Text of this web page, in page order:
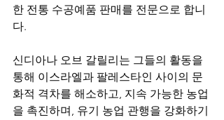
한 전통 수공예품 판매를 전문으로 합니
다.
신디아나 오브 갈릴리는 그들의 활동을
통해 이스라엘과 팔레스타인 사이의 문
화적 격차를 해소하고, 지속 가능한 농업
을 촉진하며, 유기 농업 관행을 강화하기